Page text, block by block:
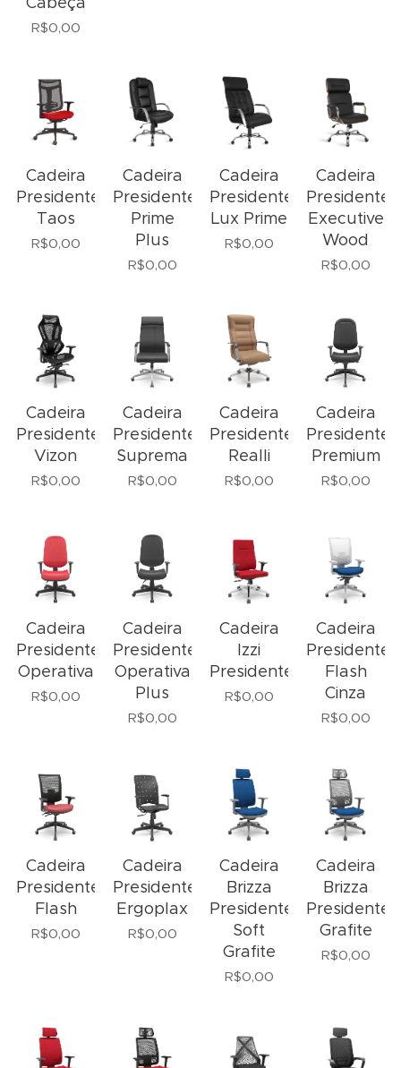
R$0,00
Cadeira
Presidente
Taos
R$0,00
Cadeira
Presidente
Prime
Plus
R$0,00
Cadeira
Presidente
Lux Prime
R$0,00
Cadeira
Presidente
Executive
Wood
R$0,00
Cadeira
Presidente
Vizon
R$0,00
Cadeira
Presidente
Suprema
R$0,00
Cadeira
Presidente
Realli
R$0,00
Cadeira
Presidente
Premium
R$0,00
Cadeira
Presidente
Operativa
R$0,00
Cadeira
Presidente
Operativa
Plus
R$0,00
Cadeira
Izzi
Presidente
R$0,00
Cadeira
Presidente
Flash
Cinza
R$0,00
Cadeira
Presidente
Flash
R$0,00
Cadeira
Presidente
Ergoplax
R$0,00
Cadeira
Brizza
Presidente
Soft
Grafite
R$0,00
Cadeira
Brizza
Presidente
Grafite
R$0,00